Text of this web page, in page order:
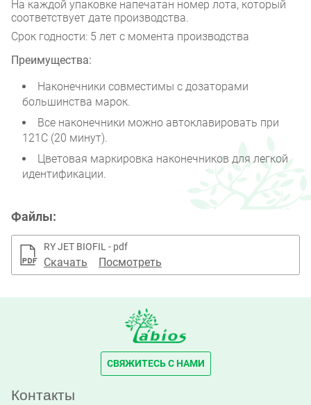
На каждой упаковке напечатан номер лота, который
соответствует дате производства.
Срок годности: 5 лет с момента производства
Преимущества:
Наконечники совместимы с дозаторами
большинства марок.
Все наконечники можно автоклавировать при
121С (20 минут).
Цветовая маркировка наконечников для легкой
идентификации.
Файлы:
RY JET BIOFIL - pdf
Скачать Посмотреть
СВЯЖИТЕСЬ С НАМИ
Контакты